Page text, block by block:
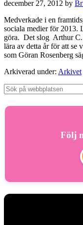
december 27, 2012 by
Medverkade i en
sociala medier för 2013.
göra. Det slog Arthur C.
lära av detta år för att se
som Göran Rosenberg
Arkiverad under: Arkivet
Följ